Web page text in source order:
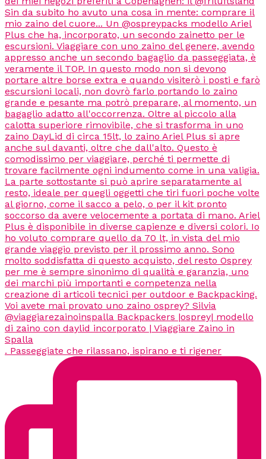
. Passeggiate che rilassano, ispirano e ti rigener